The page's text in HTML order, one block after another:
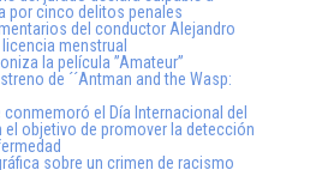
por cinco delitos penales
del conductor Alejandro
menstrual
la película ”Amateur”
de ´´Antman and the Wasp:
conmemoró el Día Internacional del
el objetivo de promover la detección
sobre un crimen de racismo